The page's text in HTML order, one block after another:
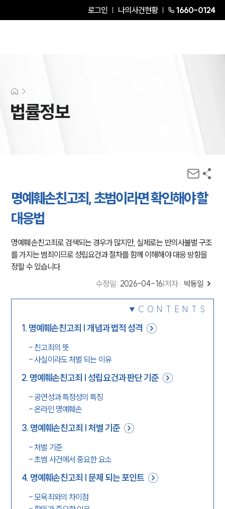
로그인 나의사건현황 1660-0124
법률정보
명예훼손친고죄, 초범이라면 확인해야 할
대응법
명예훼손친고죄로 검색되는 경우가 많지만, 실제로는 반의사불벌 구조
를 가지는 범죄이므로 성립요건과 절차를 함께 이해해야 대응 방향을
정할 수 있습니다.
수정일: 2026-04-16 저자 : 박동일
CONTENTS
1. 명예훼손친고죄 | 개념과 법적 성격
- 친고죄의 뜻
-사실이라도 처벌 되는 이유
2. 명예훼손친고죄 | 성립요건과 판단 기준
-공연성과 특정성의 특징
-온라인 명예훼손
3. 명예훼손친고죄 | 처벌 기준
-처벌 기준
-초범 사건에서 중요한 요소
4. 명예훼손친고죄 | 문제 되는 포인트
-모욕죄와의 차이점